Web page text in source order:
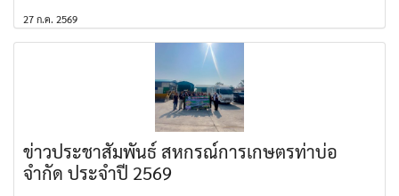
27 ก.ค. 2569
ข่าวประชาสัมพันธ์ สหกรณ์การเกษตรท่าบ่อ
จำกัด ประจำปี 2569